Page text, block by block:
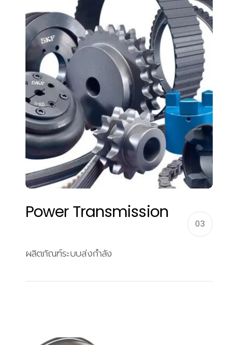
Power Transmission
03
ผลิตภัณฑ์ระบบส่งกำลัง